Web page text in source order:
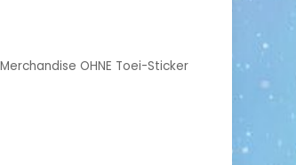
OHNE Toei-Sticker